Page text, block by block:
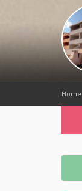
Home